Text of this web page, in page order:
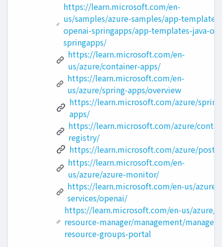
https://learn.microsoft.com/en-
us/samples/azure-samples/app-
openai-springapps/app-templates-java-
springapps/
https://learn.microsoft.com/en-
us/azure/container-apps/
https://learn.microsoft.com/en-
us/azure/spring-apps/overview
https://learn.microsoft.com/azure/
apps/
https://learn.microsoft.com/azure/
registry/
https://learn.microsoft.com/azure/
https://learn.microsoft.com/en-
us/azure/azure-monitor/
https://learn.microsoft.com/en-us/azure/
services/openai/
https://learn.microsoft.com/en-us/azure/
resource-manager/management/manage-
resource-groups-portal